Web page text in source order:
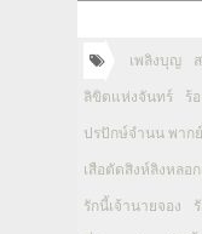
เพลิงบุญ
ลิขิตแห่งจันทร์ ร้
ปรปักษ์จำนน พาก
เสือตัดสิงห์ลิงหลอก
รักนี้เจ้านายจอง